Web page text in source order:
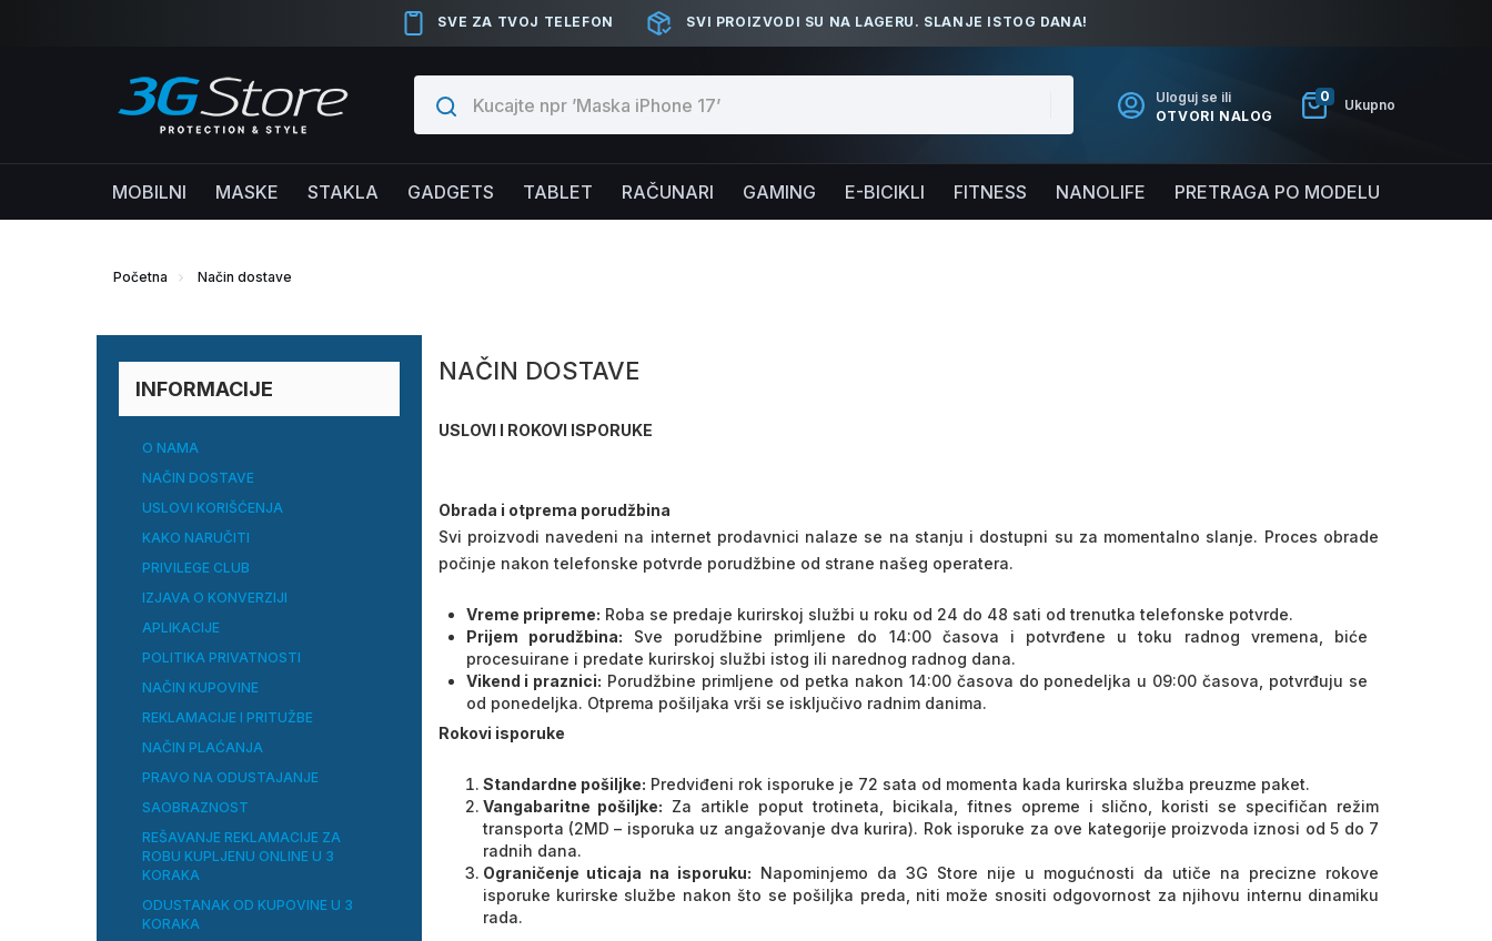
SVE ZA TVOJ TELEFON SVI PROIZVODI SU NA LAGERU. SLANJE ISTOG DANA!
Uloguj se ili
OTVORI NALOG
0
Ukupno
MOBILNI MASKE STAKLA GADGETS TABLET RAČUNARI GAMING E-BICIKLI FITNESS NANOLIFE PRETRAGA PO MODELU
Početna Način dostave
INFORMACIJE
O NAMA
NAČIN DOSTAVE
USLOVI KORIŠĆENJA
KAKO NARUČITI
PRIVILEGE CLUB
IZJAVA O KONVERZIJI
APLIKACIJE
POLITIKA PRIVATNOSTI
NAČIN KUPOVINE
REKLAMACIJE I PRITUŽBE
NAČIN PLAĆANJA
PRAVO NA ODUSTAJANJE
SAOBRAZNOST
REŠAVANJE REKLAMACIJE ZA
ROBU KUPLJENU ONLINE U 3
KORAKA
ODUSTANAK OD KUPOVINE U 3
KORAKA
NAČIN DOSTAVE
USLOVI I ROKOVI ISPORUKE
Obrada i otprema porudžbina
Svi proizvodi navedeni na internet prodavnici nalaze se na stanju i dostupni su za momentalno slanje. Proces obrade
počinje nakon telefonske potvrde porudžbine od strane našeg operatera.
Vreme pripreme: Roba se predaje kurirskoj službi u roku od 24 do 48 sati od trenutka telefonske potvrde.
Prijem porudžbina: Sve porudžbine primljene do 14:00 časova i potvrđene u toku radnog vremena, biće
procesuirane i predate kurirskoj službi istog ili narednog radnog dana.
Vikend i praznici: Porudžbine primljene od petka nakon 14:00 časova do ponedeljka u 09:00 časova, potvrđuju se
od ponedeljka. Otprema pošiljaka vrši se isključivo radnim danima.
Rokovi isporuke
Standardne pošiljke: Predviđeni rok isporuke je 72 sata od momenta kada kurirska služba preuzme paket.
Vangabaritne pošiljke: Za artikle poput trotineta, bicikala, fitnes opreme i slično, koristi se specifičan režim
transporta (2MD – isporuka uz angažovanje dva kurira). Rok isporuke za ove kategorije proizvoda iznosi od 5 do 7
radnih dana.
Ograničenje uticaja na isporuku: Napominjemo da 3G Store nije u mogućnosti da utiče na precizne rokove
isporuke kurirske službe nakon što se pošiljka preda, niti može snositi odgovornost za njihovu internu dinamiku
rada.